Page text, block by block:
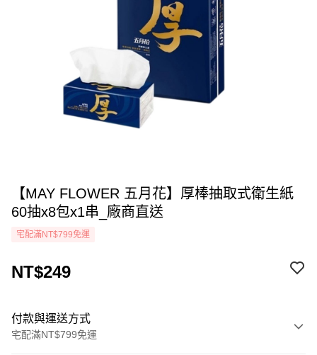
【MAY FLOWER 五月花】厚棒抽取式衛生紙
60抽x8包x1串_廠商直送
宅配滿NT$799免運
NT$249
付款與運送方式
宅配滿NT$799免運